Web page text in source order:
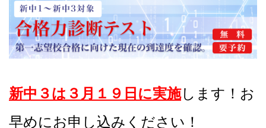
新中３は ３月１９日に実施します！お
早めにお申し込みください！